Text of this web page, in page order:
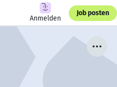
Anmelden
Job posten